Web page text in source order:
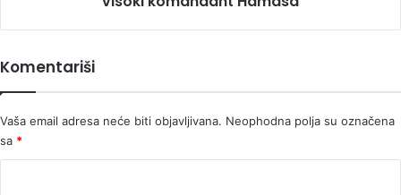
Komentariši
Vaša email adresa neće biti objavljivana. Neophodna polja su označena
sa *